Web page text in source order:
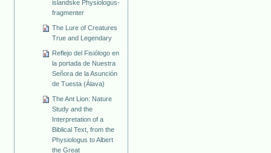
islandske Physiologus-
fragmenter
The Lure of Creatures
True and Legendary
Reflejo del Fisiólogo en
la portada de Nuestra
Señora de la Asunción
de Tuesta (Álava)
The Ant Lion: Nature
Study and the
Interpretation of a
Biblical Text, from the
Physiologus to Albert
the Great